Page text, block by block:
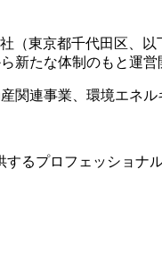
（東京都千代田区
新たな体制のもと運営
連事業、環境エネ
るプロフェッショ